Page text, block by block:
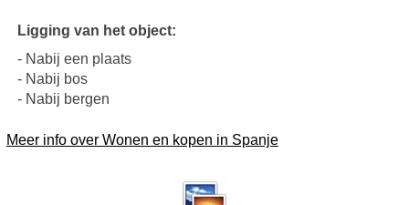
Ligging van het object:
- Nabij een plaats
- Nabij bos
- Nabij bergen
Meer info over Wonen en kopen in Spanje